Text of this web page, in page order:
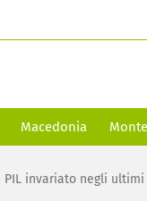
Macedonia
PIL invariato negli